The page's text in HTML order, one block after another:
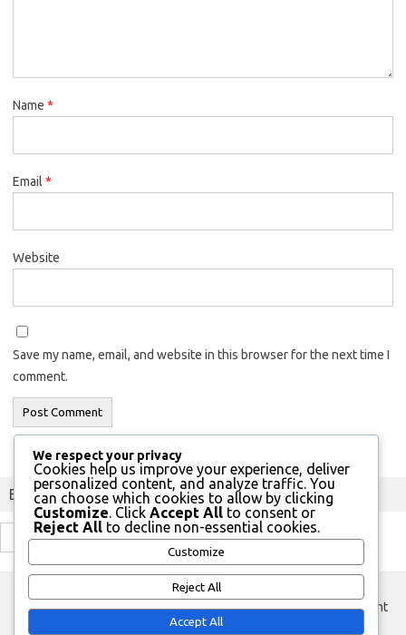
Name *
Email *
Website
Save my name, email, and website in this browser for the next time I
comment.
Buscar
Search
for:
custom footer text left custom footer text right
We respect your privacy
Cookies help us improve your experience, deliver
personalized content, and analyze traffic. You
can choose which cookies to allow by clicking
Customize. Click Accept All to consent or
Reject All to decline non-essential cookies.
Customize
Reject All
Accept All